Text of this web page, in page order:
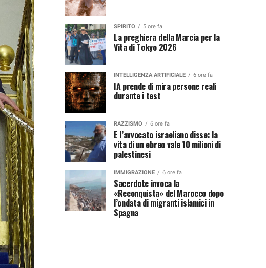
SPIRITO 5 ore fa
La preghiera della Marcia per la
Vita di Tokyo 2026
INTELLIGENZA ARTIFICIALE 6 ore fa
IA prende di mira persone reali
durante i test
RAZZISMO 6 ore fa
E l’avvocato israeliano disse: la
vita di un ebreo vale 10 milioni di
palestinesi
IMMIGRAZIONE 6 ore fa
Sacerdote invoca la
«Reconquista» del Marocco dopo
l’ondata di migranti islamici in
Spagna